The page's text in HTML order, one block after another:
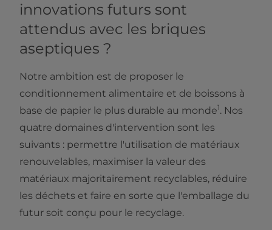
innovations futurs sont
attendus avec les briques
aseptiques ?
Notre ambition est de proposer le
conditionnement alimentaire et de boissons à
base de papier le plus durable au monde1. Nos
quatre domaines d'intervention sont les
suivants : permettre l'utilisation de matériaux
renouvelables, maximiser la valeur des
matériaux majoritairement recyclables, réduire
les déchets et faire en sorte que l'emballage du
futur soit conçu pour le recyclage.